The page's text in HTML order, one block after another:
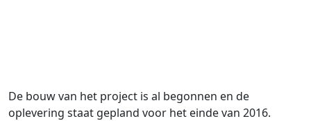
De bouw van het project is al begonnen en de
oplevering staat gepland voor het einde van 2016.